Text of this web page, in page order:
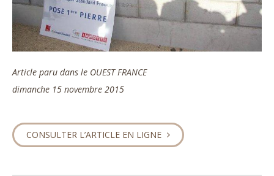
Article paru dans le OUEST FRANCE
dimanche 15 novembre 2015
CONSULTER L’ARTICLE EN LIGNE